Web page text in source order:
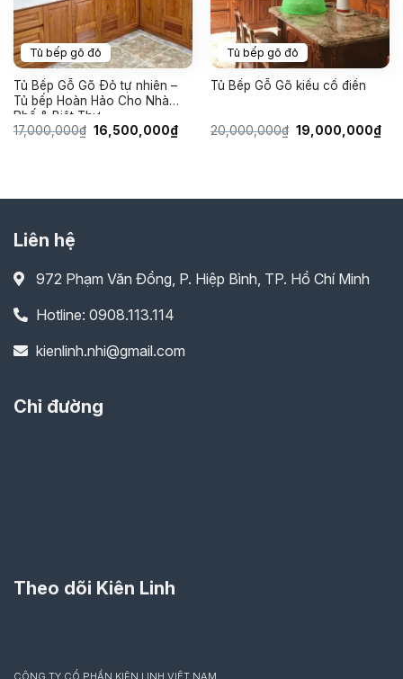
Tủ bếp gõ đỏ
Tủ Bếp Gỗ Gõ Đỏ tự nhiên –
Tủ bếp Hoàn Hảo Cho Nhà
Phố & Biệt Thự
17,000,000₫ Giá
gốc
16,500,000₫Giá
hiện
Tủ bếp gõ đỏ
Tủ Bếp Gỗ Gõ kiểu cổ điển
20,000,000₫ Giá
gốc
19,000,000₫Giá
Liên hệ
972 Phạm Văn Đồng, P. Hiệp Bình, TP. Hồ Chí Minh
Hotline: 0908.113.114
kienlinh.nhi@gmail.com
Chỉ đường
Theo dõi Kiên Linh
CÔNG TY CỔ PHẦN KIÊN LINH VIỆT NAM